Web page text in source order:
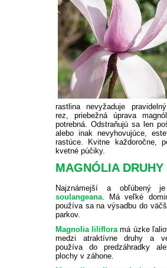
rastlina nevyžaduje
rez, priebežná úprava
potrebná. Odstraňujú sa len
alebo inak nevyhovujúce,
rastúce. Kvitne každoročne,
kvetné púčiky.
MAGNÓLIA DRUHY
Najznámejší a obľúbený
soulangeana. Má veľké
používa sa na výsadbu do
parkov.
Magnolia lilifloramá úzke
medzi atraktívne druhy a
používa do predzáhradky
plochy v záhone.